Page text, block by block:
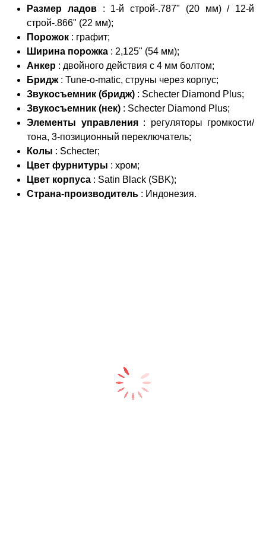
Размер ладов: 1-й строй-.787" (20 мм) / 12-й
строй-.866" (22 мм);
Порожок : графит;
Ширина порожка : 2,125" (54 мм);
Анкер : двойного действия с 4 мм болтом;
Бридж: Tune-o-matic, струны через корпус;
Звукосъемник (бридж) : Schecter Diamond Plus;
Звукосъемник (нек) : Schecter Diamond Plus;
Элементы управления: регуляторы громкости/
тона, 3-позиционный переключатель;
Колы : Schecter;
Цвет фурнитуры : хром;
Цвет корпуса : Satin Black (SBK);
Страна-производитель : Индонезия.